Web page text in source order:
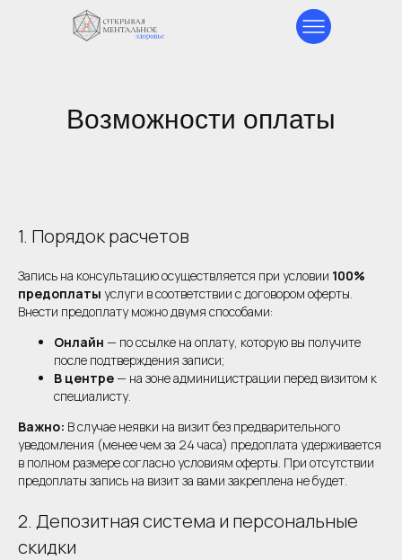
Возможности оплаты
1. Порядок расчетов
Запись на консультацию осуществляется при условии 100%
предоплаты услуги в соответствии с договором оферты.
Внести предоплату можно двумя способами:
Онлайн — по ссылке на оплату, которую вы получите
после подтверждения записи;
В центре— на зоне админицистрации перед визитом к
специалисту.
Важно: В случае неявки на визит без предварительного
уведомления (менее чем за 24 часа) предоплата удерживается
в полном размере согласно условиям оферты. При отсутствии
предоплаты запись на визит за вами закреплена не будет.
2. Депозитная система и персональные
скидки